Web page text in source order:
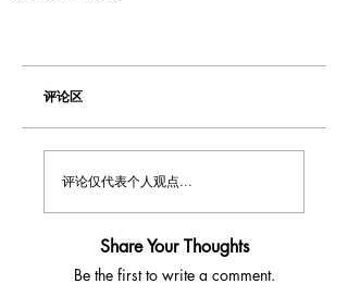
评论区
评论仅代表个人观点...
Share Your Thoughts
Be the first to write a comment.